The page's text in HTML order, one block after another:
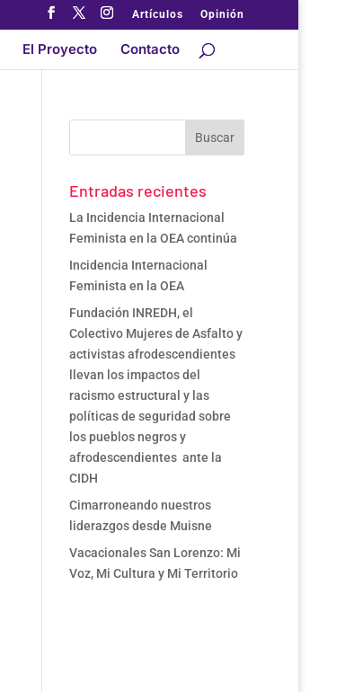
Artículos Opinión
El Proyecto Contacto
Entradas recientes
La Incidencia Internacional
Feminista en la OEA continúa
Incidencia Internacional
Feminista en la OEA
Fundación INREDH, el
Colectivo Mujeres de Asfalto y
activistas afrodescendientes
llevan los impactos del
racismo estructural y las
políticas de seguridad sobre
los pueblos negros y
afrodescendientes ante la
CIDH
Cimarroneando nuestros
liderazgos desde Muisne
Vacacionales San Lorenzo: Mi
Voz, Mi Cultura y Mi Territorio